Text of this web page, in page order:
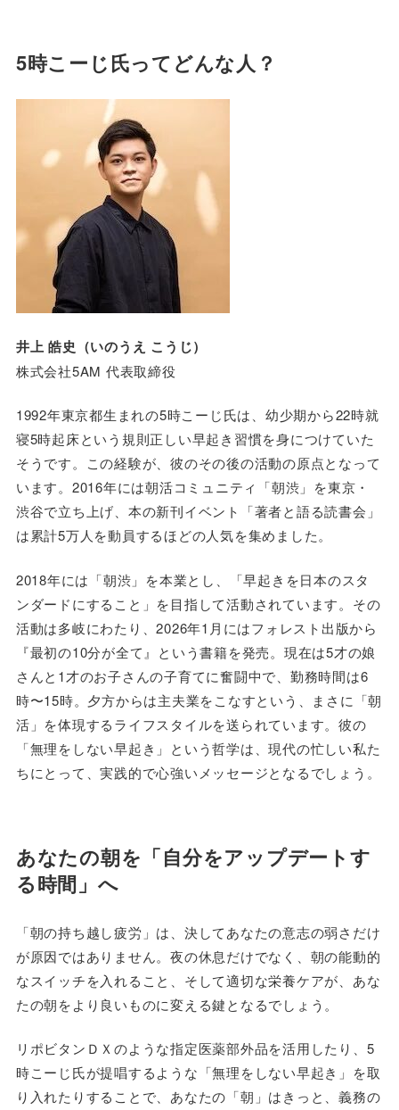
5時こーじ氏ってどんな人？
井上 皓史（いのうえ こうじ）
株式会社5AM 代表取締役
1992年東京都生まれの5時こーじ氏は、幼少期から22時就
寝5時起床という規則正しい早起き習慣を身につけていた
そうです。この経験が、彼のその後の活動の原点となって
います。2016年には朝活コミュニティ「朝渋」を東京・
渋谷で立ち上げ、本の新刊イベント「著者と語る読書会」
は累計5万人を動員するほどの人気を集めました。
2018年には「朝渋」を本業とし、「早起きを日本のスタ
ンダードにすること」を目指して活動されています。その
活動は多岐にわたり、2026年1月にはフォレスト出版から
『最初の10分が全て』という書籍を発売。現在は5才の娘
さんと1才のお子さんの子育てに奮闘中で、勤務時間は6
時〜15時。夕方からは主夫業をこなすという、まさに「朝
活」を体現するライフスタイルを送られています。彼の
「無理をしない早起き」という哲学は、現代の忙しい私た
ちにとって、実践的で心強いメッセージとなるでしょう。
あなたの朝を「自分をアップデートす
る時間」へ
「朝の持ち越し疲労」は、決してあなたの意志の弱さだけ
が原因ではありません。夜の休息だけでなく、朝の能動的
なスイッチを入れること、そして適切な栄養ケアが、あな
たの朝をより良いものに変える鍵となるでしょう。
リポビタンＤＸのような指定医薬部外品を活用したり、5
時こーじ氏が提唱するような「無理をしない早起き」を取
り入れたりすることで、あなたの「朝」はきっと、義務の